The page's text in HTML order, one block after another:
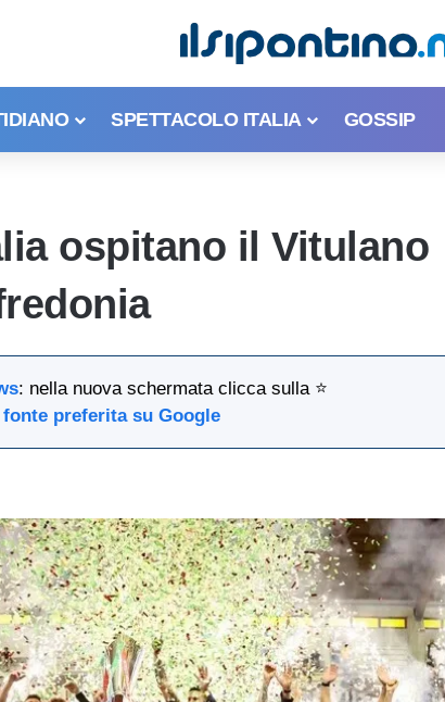
SPETTACOLO ITALIA GOSSIP
ospitano il Vitulano
: nella nuova schermata clicca sulla ⭐
preferita su Google